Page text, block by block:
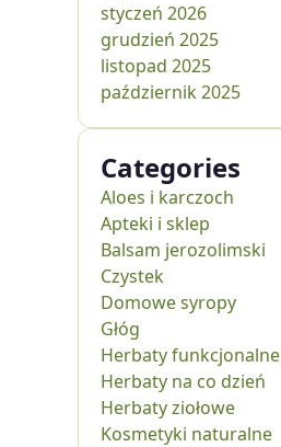
styczeń 2026
grudzień 2025
listopad 2025
październik 2025
Categories
Aloes i karczoch
Apteki i sklep
Balsam jerozolimski
Czystek
Domowe syropy
Głóg
Herbaty funkcjonalne
Herbaty na co dzień
Herbaty ziołowe
Kosmetyki naturalne